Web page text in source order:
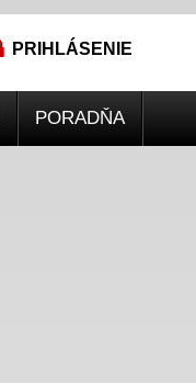
PRIHLÁSENIE
PORADŇA